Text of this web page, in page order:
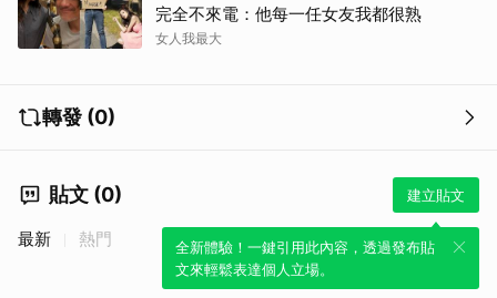
完全不來電：他每一任女友我都很熟
女人我最大
轉發 (0)
貼文 (0) 建立貼文
全新體驗！一鍵引用此內容，透過發布貼
文來輕鬆表達個人立場。
最新 熱門